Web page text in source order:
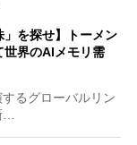
」を探せ】トーメン
世界のAIメモリ需
るグローバルリン
…